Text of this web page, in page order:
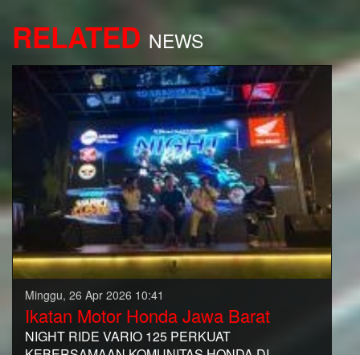
RELATED NEWS
Minggu, 26 Apr 2026 10:41
Ikatan Motor Honda Jawa Barat
NIGHT RIDE VARIO 125 PERKUAT